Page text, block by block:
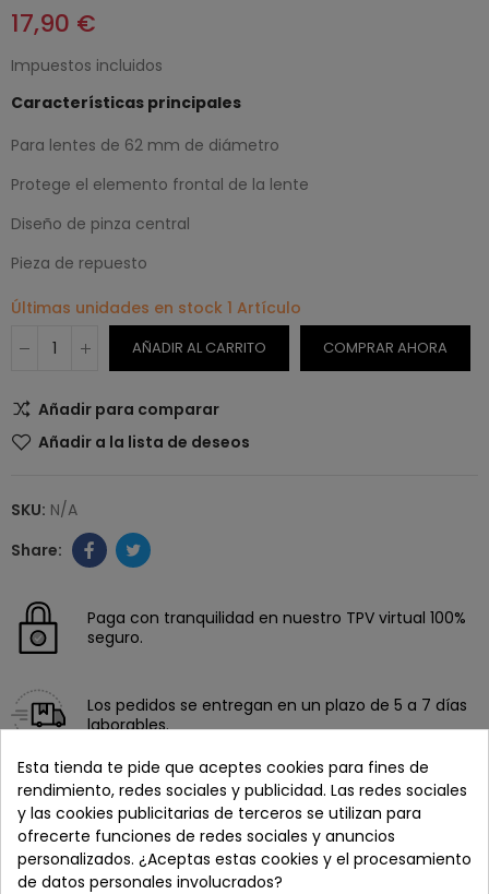
17,90 €
Impuestos incluidos
Características principales
Para lentes de 62 mm de diámetro
Protege el elemento frontal de la lente
Diseño de pinza central
Pieza de repuesto
Últimas unidades en stock 1 Artículo
AÑADIR AL CARRITO COMPRAR AHORA
Añadir para comparar
Añadir a la lista de deseos
SKU: N/A
Paga con tranquilidad en nuestro TPV virtual 100%
seguro.
Los pedidos se entregan en un plazo de 5 a 7 días
laborables.
Recuerda que tienes 15 días, desde la recepción
del pedido, para solicitar la devolución.
Esta tienda te pide que aceptes cookies para fines de
rendimiento, redes sociales y publicidad. Las redes sociales
y las cookies publicitarias de terceros se utilizan para
ofrecerte funciones de redes sociales y anuncios
personalizados. ¿Aceptas estas cookies y el procesamiento
de datos personales involucrados?